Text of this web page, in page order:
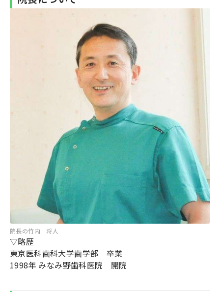
院長の竹内 将人
▽略歴
東京医科歯科大学歯学部 卒業
1998年 みなみ野歯科医院 開院